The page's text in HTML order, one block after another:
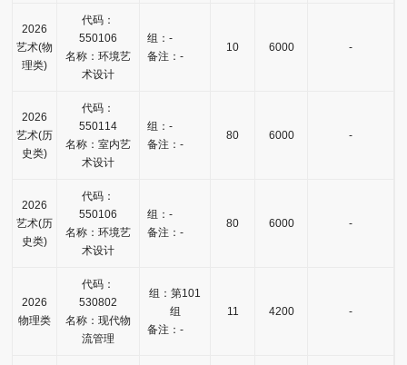
2026
艺术(物
理类)
代码：
550106
名称：环境艺
术设计
组：-
备注：-
10 6000 -
2026
艺术(历
史类)
代码：
550114
名称：室内艺
术设计
组：-
备注：-
80 6000 -
2026
艺术(历
史类)
代码：
550106
名称：环境艺
术设计
组：-
备注：-
80 6000 -
2026
物理类
代码：
530802
名称：现代物
流管理
组：第101
组
备注：-
11 4200 -